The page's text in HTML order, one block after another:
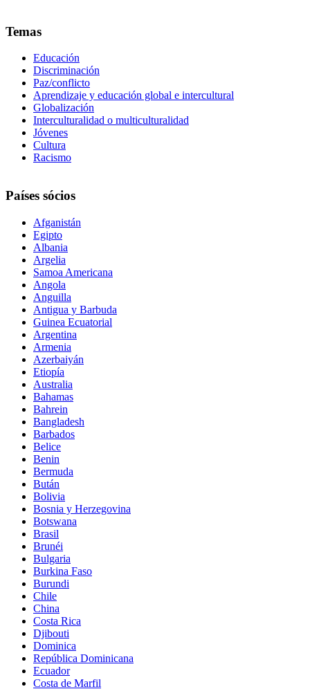
Temas
Educación
Discriminación
Paz/conflicto
Aprendizaje y educación global e intercultural
Globalización
Interculturalidad o multiculturalidad
Jóvenes
Cultura
Racismo
Países sócios
Afganistán
Egipto
Albania
Argelia
Samoa Americana
Angola
Anguilla
Antigua y Barbuda
Guinea Ecuatorial
Argentina
Armenia
Azerbaiyán
Etiopía
Australia
Bahamas
Bahrein
Bangladesh
Barbados
Belice
Benin
Bermuda
Bután
Bolivia
Bosnia y Herzegovina
Botswana
Brasil
Brunéi
Bulgaria
Burkina Faso
Burundi
Chile
China
Costa Rica
Djibouti
Dominica
República Dominicana
Ecuador
Costa de Marfil